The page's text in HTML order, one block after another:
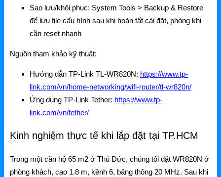
Sao lưu/khôi phục: System Tools > Backup & Restore
để lưu file cấu hình sau khi hoàn tất cài đặt, phòng khi
cần reset nhanh
Nguồn tham khảo kỹ thuật:
Hướng dẫn TP-Link TL-WR820N: https://www.tp-
link.com/vn/home-networking/wifi-router/tl-wr820n/
Ứng dụng TP-Link Tether: https://www.tp-
link.com/vn/tether/
Kinh nghiệm thực tế khi lắp đặt tại TP.HCM
Trong một căn hộ 65 m2 ở Thủ Đức, chúng tôi đặt WR820N ở
phòng khách, cao 1.8 m, kênh 6, băng thông 20 MHz. Sau khi